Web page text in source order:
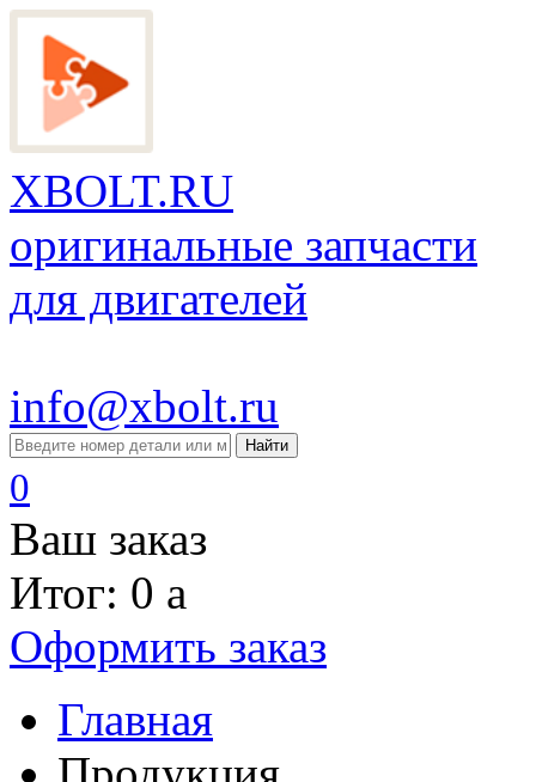
XBOLT.RU
оригинальные запчасти
для двигателей
info@xbolt.ru
Найти
0
Ваш заказ
Итог: 0 a
Оформить заказ
Главная